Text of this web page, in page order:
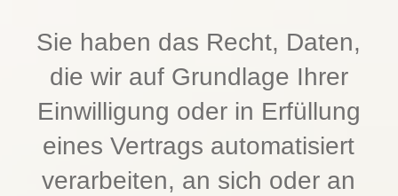
Sie haben das Recht, Daten,
die wir auf Grundlage Ihrer
Einwilligung oder in Erfüllung
eines Vertrags automatisiert
verarbeiten, an sich oder an